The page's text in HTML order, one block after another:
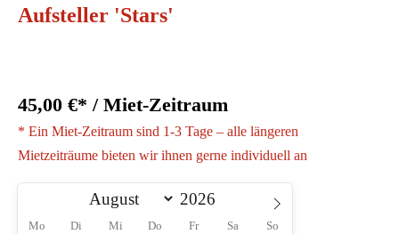
Aufsteller 'Stars'
45,00 €* / Miet-Zeitraum
* Ein Miet-Zeitraum sind 1-3 Tage – alle längeren
Mietzeiträume bieten wir ihnen gerne individuell an
Mo Di Mi Do Fr Sa So